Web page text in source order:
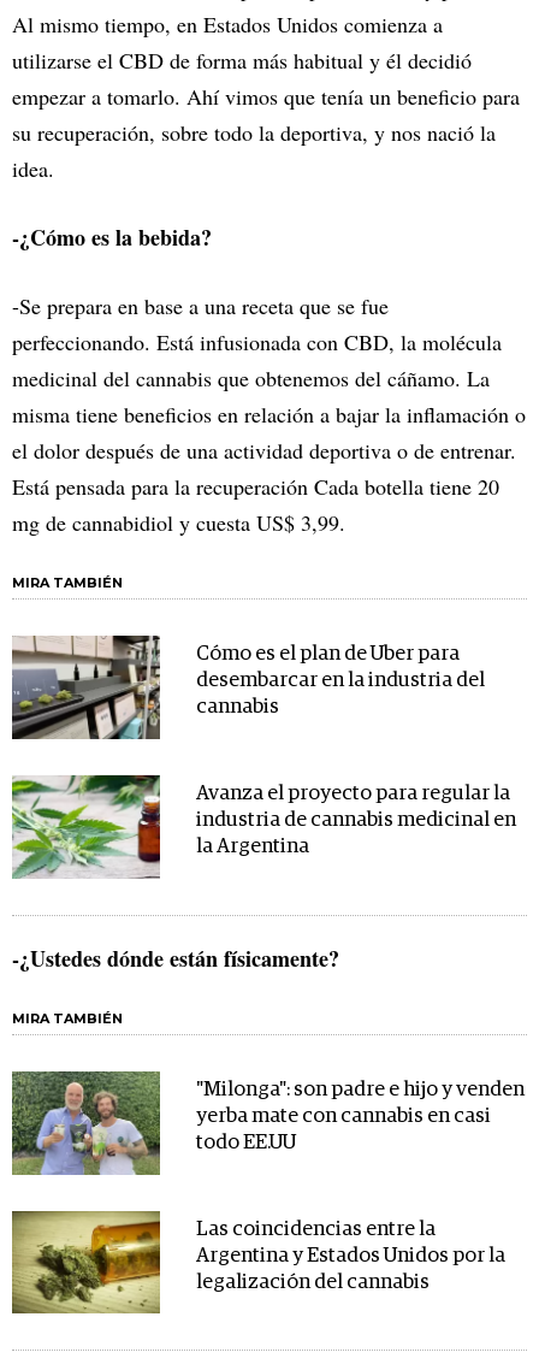
Al mismo tiempo, en Estados Unidos comienza a
utilizarse el CBD de forma más habitual y él decidió
empezar a tomarlo. Ahí vimos que tenía un beneficio para
su recuperación, sobre todo la deportiva, y nos nació la
idea.
-¿Cómo es la bebida?
-Se prepara en base a una receta que se fue
perfeccionando. Está infusionada con CBD, la molécula
medicinal del cannabis que obtenemos del cáñamo. La
misma tiene beneficios en relación a bajar la inflamación o
el dolor después de una actividad deportiva o de entrenar.
Está pensada para la recuperación Cada botella tiene 20
mg de cannabidiol y cuesta US$ 3,99.
MIRA TAMBIÉN
Cómo es el plan de Uber para
desembarcar en la industria del
cannabis
Avanza el proyecto para regular la
industria de cannabis medicinal en
la Argentina
-¿Ustedes dónde están físicamente?
MIRA TAMBIÉN
"Milonga": son padre e hijo y venden
yerba mate con cannabis en casi
todo EE.UU
Las coincidencias entre la
Argentina y Estados Unidos por la
legalización del cannabis